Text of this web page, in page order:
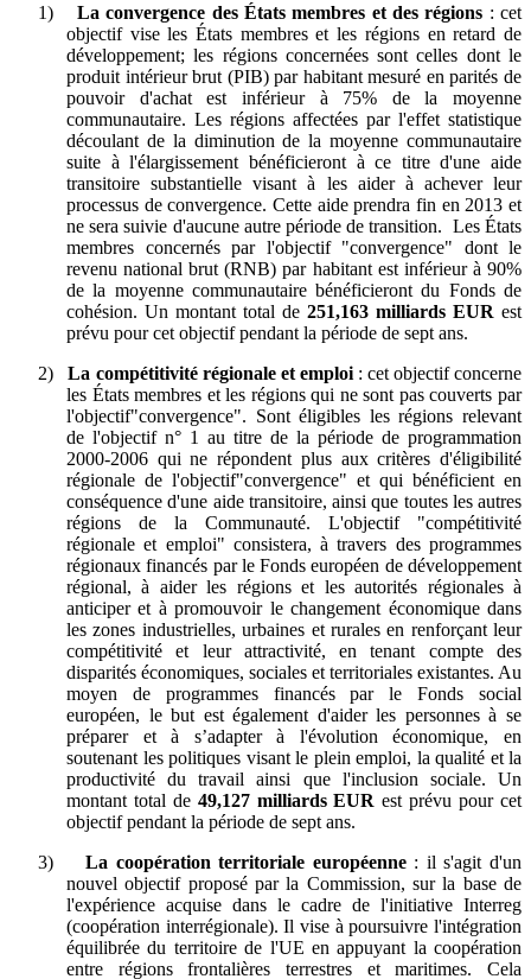
1)
La convergence des États membres et des régions : cet
objectif vise les États membres et les régions en retard de
développement; les régions concernées sont celles dont le
produit intérieur brut (PIB) par habitant mesuré en parités de
pouvoir d'achat est inférieur à 75% de la moyenne
communautaire. Les régions affectées par l'effet statistique
découlant de la diminution de la moyenne communautaire
suite à l'élargissement bénéficieront à ce titre d'une aide
transitoire substantielle visant à les aider à achever leur
processus de convergence. Cette aide prendra fin en 2013 et
ne sera suivie d'aucune autre période de transition. Les États
membres concernés par l'objectif "convergence" dont le
revenu national brut (RNB) par habitant est inférieur à 90%
de la moyenne communautaire bénéficieront du Fonds de
cohésion. Un montant total de 251,163 milliards EUR est
prévu pour cet objectif pendant la période de sept ans.
2)
La compétitivité régionale et emploi: cet objectif concerne
les États membres et les régions qui ne sont pas couverts par
l'objectif"convergence". Sont éligibles les régions relevant
de l'objectif n° 1 au titre de la période de programmation
2000-2006 qui ne répondent plus aux critères d'éligibilité
régionale de l'objectif"convergence" et qui bénéficient en
conséquence d'une aide transitoire, ainsi que toutes les autres
régions de la Communauté. L'objectif "compétitivité
régionale et emploi" consistera, à travers des programmes
régionaux financés par le Fonds européen de développement
régional, à aider les régions et les autorités régionales à
anticiper et à promouvoir le changement économique dans
les zones industrielles, urbaines et rurales en renforçant leur
compétitivité et leur attractivité, en tenant compte des
disparités économiques, sociales et territoriales existantes. Au
moyen de programmes financés par le Fonds social
européen, le but est également d'aider les personnes à se
préparer et à s’adapter à l'évolution économique, en
soutenant les politiques visant le plein emploi, la qualité et la
productivité du travail ainsi que l'inclusion sociale. Un
montant total de 49,127 milliards EUR est prévu pour cet
objectif pendant la période de sept ans.
3)
La coopération territoriale européenne: il s'agit d'un
nouvel objectif proposé par la Commission, sur la base de
l'expérience acquise dans le cadre de l'initiative Interreg
(coopération interrégionale). Il vise à poursuivre l'intégration
équilibrée du territoire de l'UE en appuyant la coopération
entre régions frontalières terrestres et maritimes. Cela